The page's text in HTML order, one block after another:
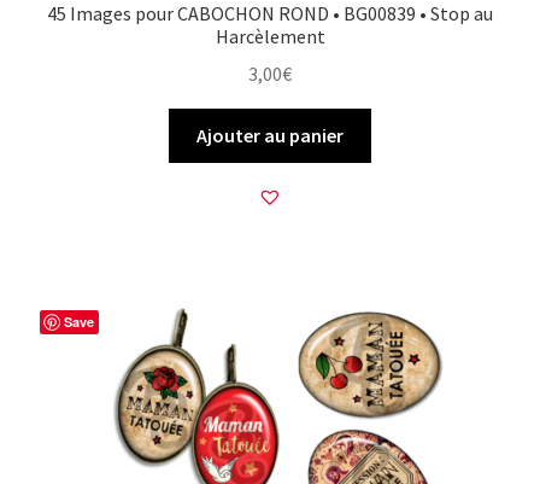
45 Images pour CABOCHON ROND • BG00839 • Stop au
Harcèlement
3,00€
Ajouter au panier
Save